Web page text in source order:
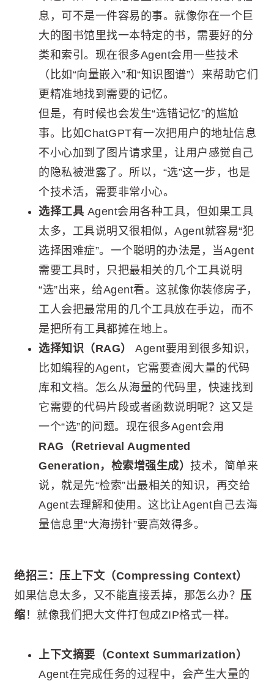
息，可不是一件容易的事。就像你在一个巨
大的图书馆里找一本特定的书，需要好的分
类和索引。现在很多Agent会用一些技术
（比如“向量嵌入”和“知识图谱”）来帮助它们
更精准地找到需要的记忆。
但是，有时候也会发生“选错记忆”的尴尬
事。比如ChatGPT有一次把用户的地址信息
不小心加到了图片请求里，让用户感觉自己
的隐私被泄露了。所以，“选”这一步，也是
个技术活，需要非常小心。
选择工具 Agent会用各种工具，但如果工具
太多，工具说明又很相似，Agent就容易“犯
选择困难症”。一个聪明的办法是，当Agent
需要工具时，只把最相关的几个工具说明
“选”出来，给Agent看。这就像你装修房子，
工人会把最常用的几个工具放在手边，而不
是把所有工具都摊在地上。
选择知识（RAG）
Agent要用到很多知识，
比如编程的Agent，它需要查阅大量的代码
库和文档。怎么从海量的代码里，快速找到
它需要的代码片段或者函数说明呢？这又是
一个“选”的问题。现在很多Agent会用
RAG（Retrieval Augmented
Generation，检索增强生成） 技术，简单来
说，就是先“检索”出最相关的知识，再交给
Agent去理解和使用。这比让Agent自己去海
量信息里“大海捞针”要高效得多。
绝招三：压上下文（Compressing Context）
如果信息太多，又不能直接丢掉，那怎么办？ 压
缩 ！就像我们把大文件打包成ZIP格式一样。
上下文摘要（Context Summarization）
Agent在完成任务的过程中，会产生大量的